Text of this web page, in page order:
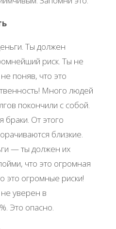
Ты должен
риск. Ты не
поняв, что это
Много людей
покончили с собой.
браки. От этого
близкие.
— ты должен их
что это огромная
это огромные риски!
уверен в
Это опасно.